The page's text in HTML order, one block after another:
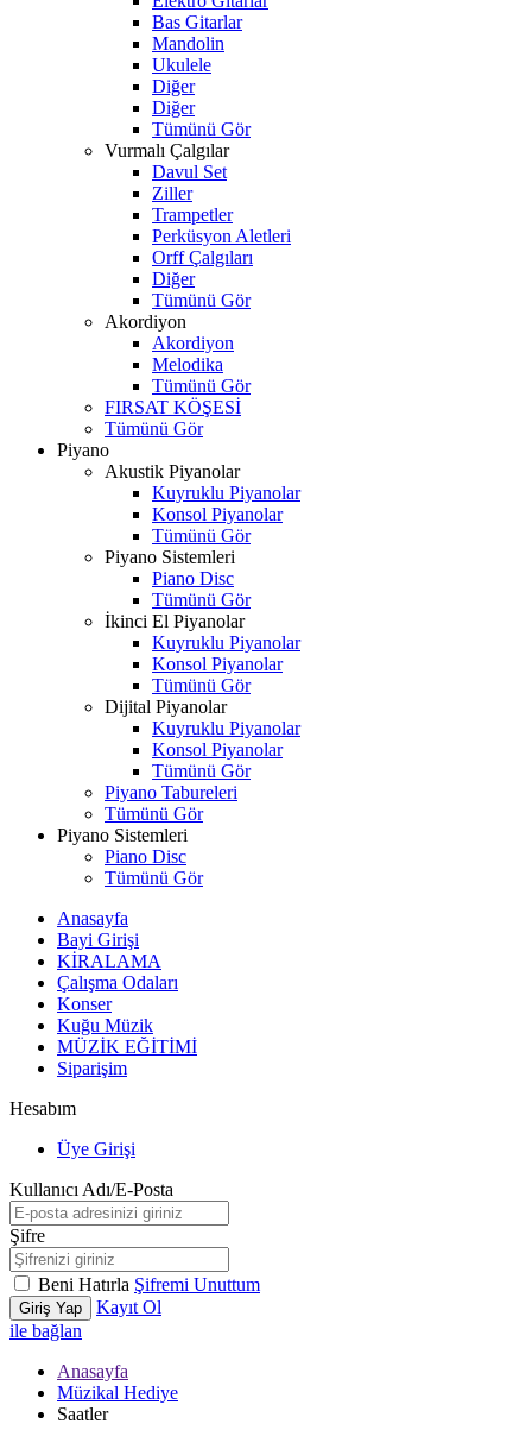
Bas Gitarlar
Mandolin
Ukulele
Diğer
Diğer
Tümünü Gör
Vurmalı Çalgılar
Davul Set
Ziller
Trampetler
Perküsyon Aletleri
Orff Çalgıları
Diğer
Tümünü Gör
Akordiyon
Akordiyon
Melodika
Tümünü Gör
FIRSAT KÖŞESİ
Tümünü Gör
Piyano
Akustik Piyanolar
Kuyruklu Piyanolar
Konsol Piyanolar
Tümünü Gör
Piyano Sistemleri
Piano Disc
Tümünü Gör
İkinci El Piyanolar
Kuyruklu Piyanolar
Konsol Piyanolar
Tümünü Gör
Dijital Piyanolar
Kuyruklu Piyanolar
Konsol Piyanolar
Tümünü Gör
Piyano Tabureleri
Tümünü Gör
Piyano Sistemleri
Piano Disc
Tümünü Gör
Anasayfa
Bayi Girişi
KİRALAMA
Çalışma Odaları
Konser
Kuğu Müzik
MÜZİK EĞİTİMİ
Siparişim
Hesabım
Üye Girişi
Kullanıcı Adı/E-Posta
Şifre
Beni Hatırla Şifremi Unuttum
Giriş Yap
Kayıt Ol
ile bağlan
Anasayfa
Müzikal Hediye
Saatler